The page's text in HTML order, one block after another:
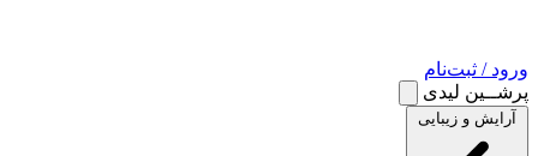
ورود / ثبت‌نام
پرشــین لیدی
آرایش و زیبایی